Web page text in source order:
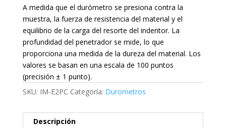
A medida que el durómetro se presiona contra la
muestra, la fuerza de resistencia del material y el
equilibrio de la carga del resorte del indentor. La
profundidad del penetrador se mide, lo que
proporciona una medida de la dureza del material. Los
valores se basan en una escala de 100 puntos
(precisión ± 1 punto).
SKU: IM-E2PC Categoría: Durometros
Descripción